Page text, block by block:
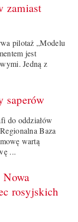
zamiast
pilotaż „Modelu
jest
Jedną z
saperów
do oddziałów
Baza
wartą
...
Nowa
rosyjskich